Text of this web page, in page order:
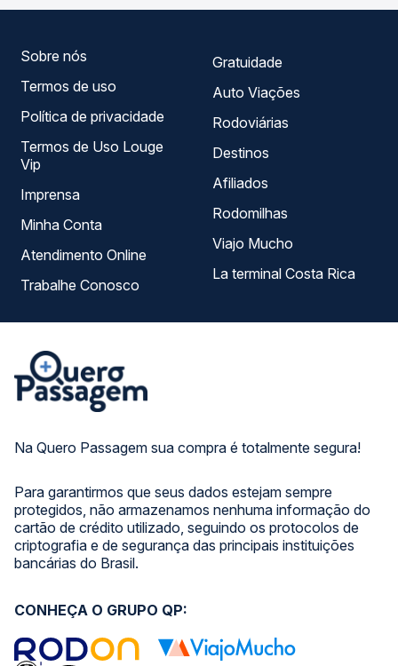
Na Quero Passagem sua compra é totalmente segura!
Para garantirmos que seus dados estejam sempre
protegidos, não armazenamos nenhuma informação do
cartão de crédito utilizado, seguindo os protocolos de
criptografia e de segurança das principais instituições
bancárias do Brasil.
Sobre nós
Termos de uso
Política de privacidade
Termos de Uso Louge
Vip
Imprensa
Minha Conta
Atendimento Online
Trabalhe Conosco
Gratuidade
Auto Viações
Rodoviárias
Destinos
Afiliados
Rodomilhas
Viajo Mucho
La terminal Costa Rica
CONHEÇA O GRUPO QP: